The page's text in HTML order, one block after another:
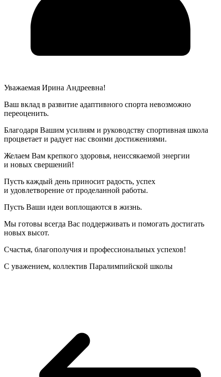
Уважаемая Ирина Андреевна!
Ваш вклад в развитие адаптивного спорта невозможно
переоценить.
Благодаря Вашим усилиям и руководству спортивная школа
процветает и радует нас своими достижениями.
Желаем Вам крепкого здоровья, неиссякаемой энергии
и новых свершений!
Пусть каждый день приносит радость, успех
и удовлетворение от проделанной работы.
Пусть Ваши идеи воплощаются в жизнь.
Мы готовы всегда Вас поддерживать и помогать достигать
новых высот.
Счастья, благополучия и профессиональных успехов!
С уважением, коллектив Паралимпийской школы